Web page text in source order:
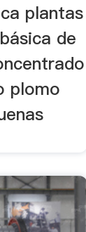
plantas
de
plomo